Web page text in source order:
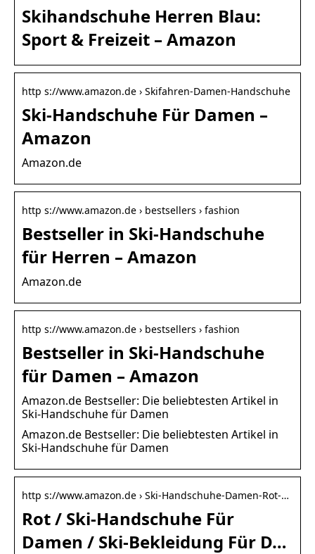
Skihandschuhe Herren Blau:
Sport & Freizeit – Amazon
http s://www.amazon.de › Skifahren-Damen-Handschuhe
Ski-Handschuhe Für Damen –
Amazon
Amazon.de
http s://www.amazon.de › bestsellers › fashion
Bestseller in Ski-Handschuhe
für Herren – Amazon
Amazon.de
http s://www.amazon.de › bestsellers › fashion
Bestseller in Ski-Handschuhe
für Damen – Amazon
Amazon.de Bestseller: Die beliebtesten Artikel in
Ski-Handschuhe für Damen
Amazon.de Bestseller: Die beliebtesten Artikel in
Ski-Handschuhe für Damen
http s://www.amazon.de › Ski-Handschuhe-Damen-Rot-…
Rot / Ski-Handschuhe Für
Damen / Ski-Bekleidung Für D…